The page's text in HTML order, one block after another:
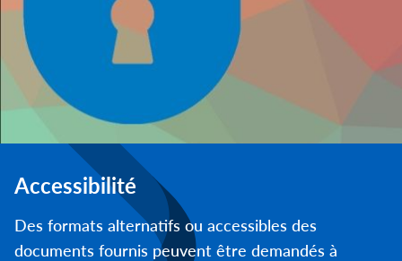
Accessibilité
Des formats alternatifs ou accessibles des
documents fournis peuvent être demandés à